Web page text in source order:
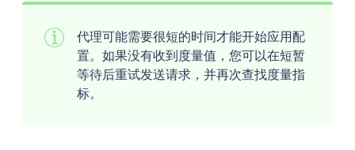
代理可能需要很短的时间才能开始应用配
置。如果没有收到度量值，您可以在短暂
等待后重试发送请求，并再次查找度量指
标。